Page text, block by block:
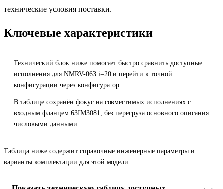
технические условия поставки.
Ключевые характеристики
Технический блок ниже помогает быстро сравнить доступные
исполнения для NMRV-063 i=20 и перейти к точной
конфигурации через конфигуратор.
В таблице сохранён фокус на совместимых исполнениях с
входным фланцем 63IM3081, без перегруза основного описания
числовыми данными.
Таблица ниже содержит справочные инженерные параметры и
варианты комплектации для этой модели.